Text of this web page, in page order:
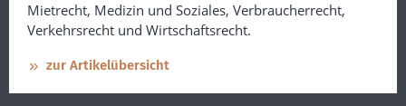
Mietrecht, Medizin und Soziales, Verbraucherrecht,
Verkehrsrecht und Wirtschaftsrecht.
zur Artikelübersicht